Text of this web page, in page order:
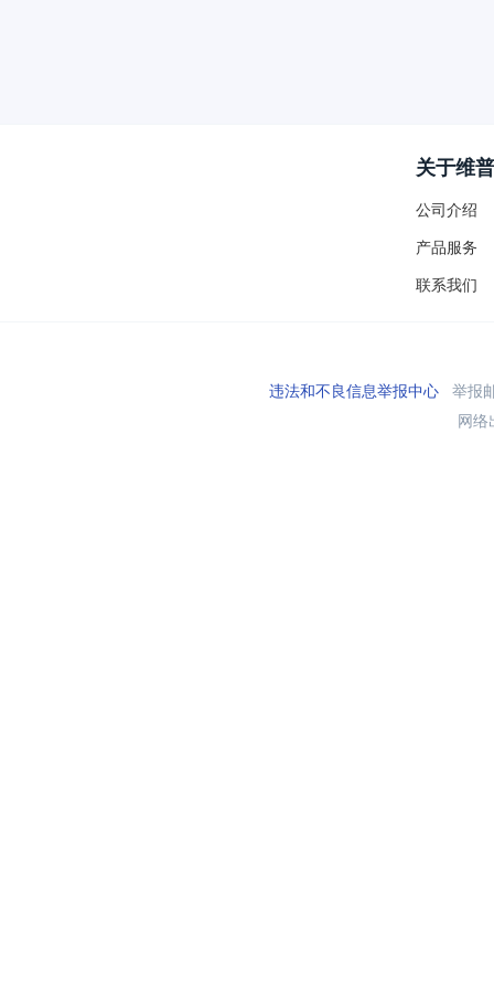
关于维普
公司介绍
产品服务
联系我们
违法和不良信息举报中心举报
网